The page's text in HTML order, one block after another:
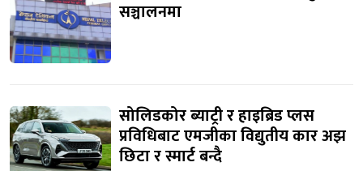
सञ्चालनमा
सोलिडकोर ब्याट्री र हाइब्रिड प्लस
प्रविधिबाट एमजीका विद्युतीय कार अझ
छिटा र स्मार्ट बन्दै